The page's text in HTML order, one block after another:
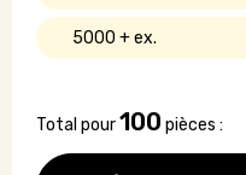
5000 +
Total pour100 pièces :